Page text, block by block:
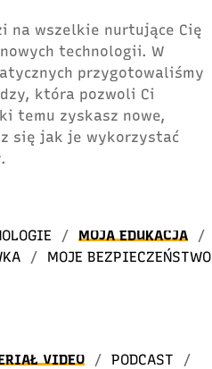
na wszelkie nurtujące Cię
technologii. W
przygotowaliśmy
która pozwoli Ci
temu zyskasz nowe,
się jak je wykorzystać
/ MOJA EDUKACJA /
/ MOJE BEZPIECZEŃSTWO
VIDEO / PODCAST
/